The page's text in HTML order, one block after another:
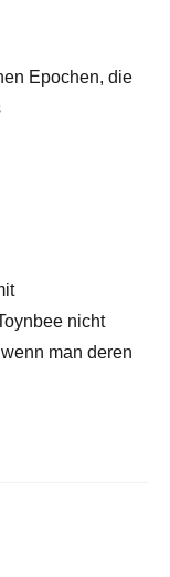
Epochen, die
nicht
man deren